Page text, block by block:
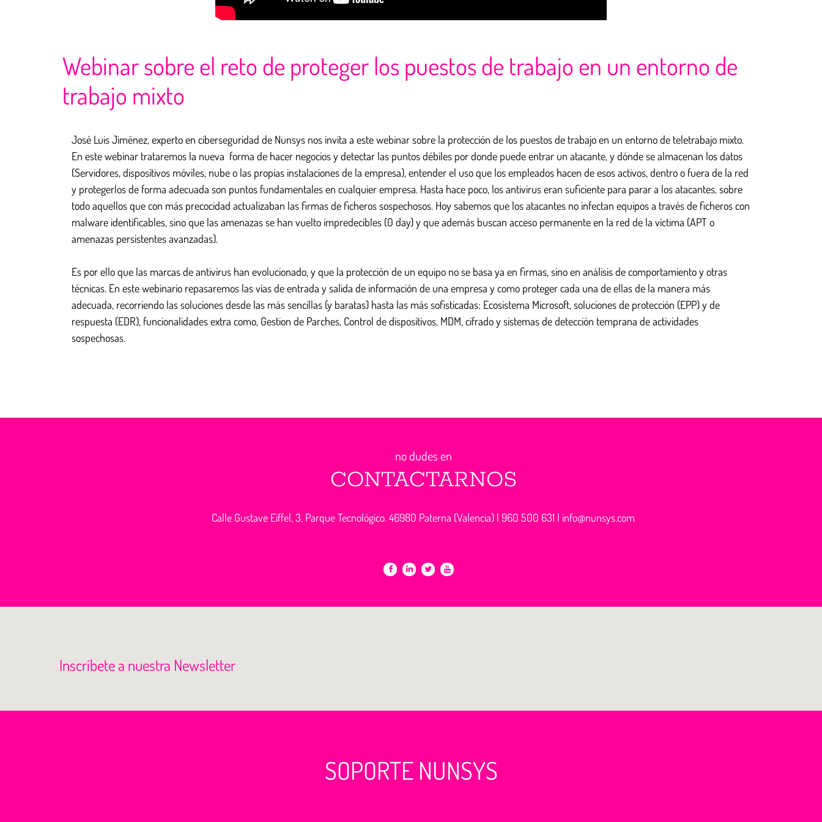
Webinar sobre el reto de proteger los puestos de trabajo en un entorno de
trabajo mixto
José Luis Jiménez, experto en ciberseguridad de Nunsys nos invita a este webinar sobre la protección de los puestos de trabajo en un entorno de teletrabajo mixto.
En este webinar trataremos la nueva forma de hacer negocios y detectar las puntos débiles por donde puede entrar un atacante, y dónde se almacenan los datos
(Servidores, dispositivos móviles, nube o las propias instalaciones de la empresa), entender el uso que los empleados hacen de esos activos, dentro o fuera de la red
y protegerlos de forma adecuada son puntos fundamentales en cualquier empresa. Hasta hace poco, los antivirus eran suficiente para parar a los atacantes, sobre
todo aquellos que con más precocidad actualizaban las firmas de ficheros sospechosos. Hoy sabemos que los atacantes no infectan equipos a través de ficheros con
malware identificables, sino que las amenazas se han vuelto impredecibles (0 day) y que además buscan acceso permanente en la red de la víctima (APT o
amenazas persistentes avanzadas).
Es por ello que las marcas de antivirus han evolucionado, y que la protección de un equipo no se basa ya en firmas, sino en análisis de comportamiento y otras
técnicas. En este webinario repasaremos las vías de entrada y salida de información de una empresa y como proteger cada una de ellas de la manera más
adecuada, recorriendo las soluciones desde las más sencillas (y baratas) hasta las más sofisticadas: Ecosistema Microsoft, soluciones de protección (EPP) y de
respuesta (EDR), funcionalidades extra como, Gestion de Parches, Control de dispositivos, MDM, cifrado y sistemas de detección temprana de actividades
sospechosas.
no dudes en
CONTACTARNOS
Calle Gustave Eiffel, 3. Parque Tecnológico. 46980 Paterna (Valencia) | 960 500 631 | info@nunsys.com
Inscríbete a nuestra Newsletter
SOPORTE NUNSYS